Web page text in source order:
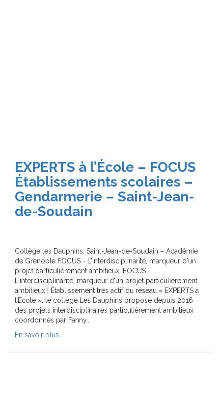
EXPERTS à l’École – FOCUS
Établissements scolaires –
Gendarmerie – Saint-Jean-
de-Soudain
Collège les Dauphins, Saint-Jean-de-Soudain – Académie
de Grenoble FOCUS - L'interdisciplinarité, marqueur d'un
projet particulièrement ambitieux !FOCUS -
L'interdisciplinarité, marqueur d'un projet particulièrement
ambitieux ! Établissement très actif du réseau « EXPERTS à
l’École », le collège Les Dauphins propose depuis 2016
des projets interdisciplinaires particulièrement ambitieux
coordonnés par Fanny...
En savoir plus...